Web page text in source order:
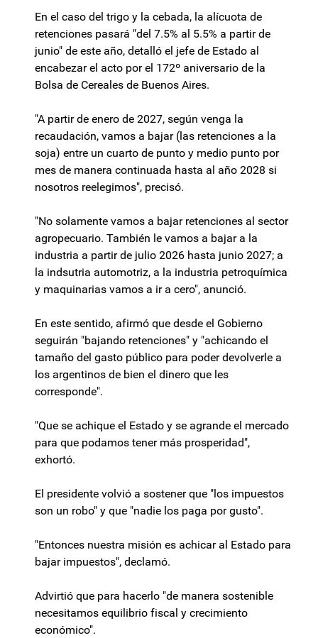
En el caso del trigo y la cebada, la alícuota de
retenciones pasará "del 7.5% al 5.5% a partir de
junio" de este año, detalló el jefe de Estado al
encabezar el acto por el 172º aniversario de la
Bolsa de Cereales de Buenos Aires.
"A partir de enero de 2027, según venga la
recaudación, vamos a bajar (las retenciones a la
soja) entre un cuarto de punto y medio punto por
mes de manera continuada hasta al año 2028 si
nosotros reelegimos", precisó.
"No solamente vamos a bajar retenciones al sector
agropecuario. También le vamos a bajar a la
industria a partir de julio 2026 hasta junio 2027; a
la indsutria automotriz, a la industria petroquímica
y maquinarias vamos a ir a cero", anunció.
En este sentido, afirmó que desde el Gobierno
seguirán "bajando retenciones" y "achicando el
tamaño del gasto público para poder devolverle a
los argentinos de bien el dinero que les
corresponde".
"Que se achique el Estado y se agrande el mercado
para que podamos tener más prosperidad",
exhortó.
El presidente volvió a sostener que "los impuestos
son un robo" y que "nadie los paga por gusto".
"Entonces nuestra misión es achicar al Estado para
bajar impuestos", declamó.
Advirtió que para hacerlo "de manera sostenible
necesitamos equilibrio fiscal y crecimiento
económico".